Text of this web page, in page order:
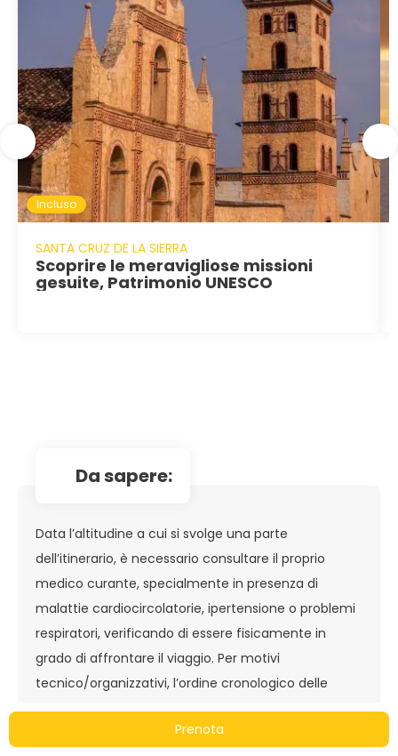
Prenota
Incluso
SANTA CRUZ DE LA SIERRA
Scoprire le meravigliose missioni
gesuite, Patrimonio UNESCO
da sapere:
Data l’altitudine a cui si svolge una parte
dell’itinerario, è necessario consultare il proprio
medico curante, specialmente in presenza di
malattie cardiocircolatorie, ipertensione o problemi
respiratori, verificando di essere fisicamente in
grado di affrontare il viaggio. Per motivi
tecnico/organizzativi, l’ordine cronologico delle
visite previste durante il tour potrebbe essere
cambiato, senza che questo comporti alterazione